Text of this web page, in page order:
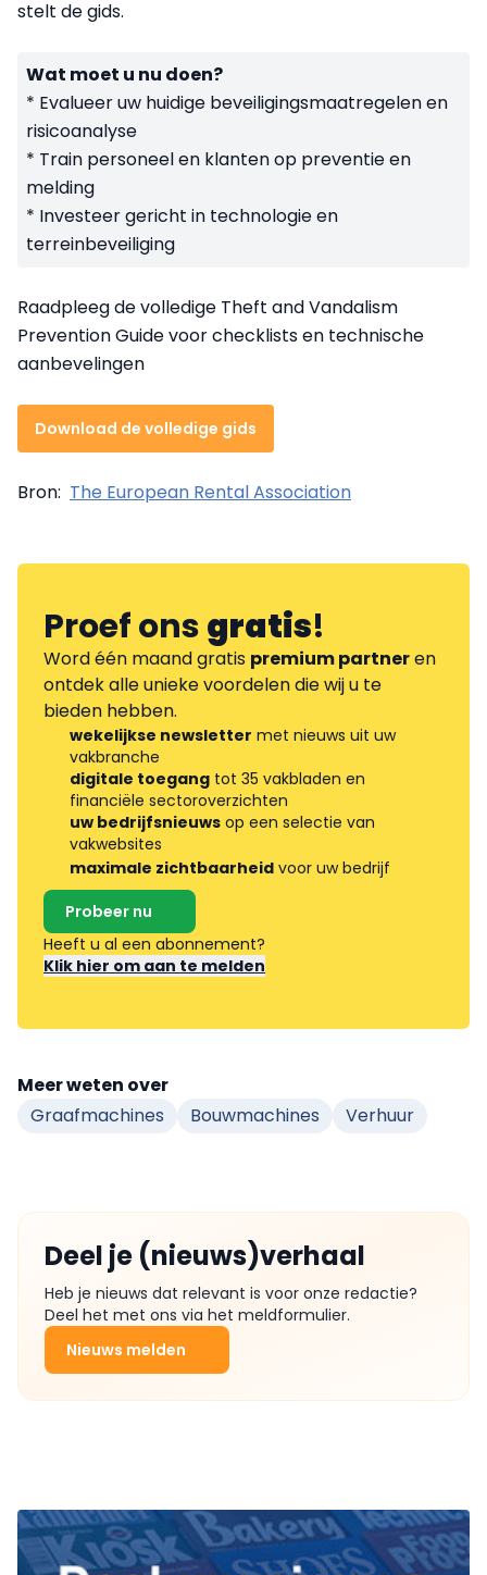
stelt de gids.
Wat moet u nu doen?
* Evalueer uw huidige beveiligingsmaatregelen en
risicoanalyse
* Train personeel en klanten op preventie en
melding
* Investeer gericht in technologie en
terreinbeveiliging
Raadpleeg de volledige Theft and Vandalism
Prevention Guide voor checklists en technische
aanbevelingen
Download de volledige gids
Bron: The European Rental Association
Proef onsgratis!
Word één maand gratis premium partneren
ontdek alle unieke voordelen die wij u te
bieden hebben.
wekelijkse newsletter met nieuws uit uw
vakbranche
digitale toegang tot 35 vakbladen en
financiële sectoroverzichten
uw bedrijfsnieuws op een selectie van
vakwebsites
maximale zichtbaarheid voor uw bedrijf
Probeer nu
Heeft u al een abonnement?
Klik hier om aan te melden
Meer weten over
Graafmachines
Bouwmachines Verhuur
Deel je (nieuws)verhaal
Heb je nieuws dat relevant is voor onze redactie?
Deel het met ons via het meldformulier.
Nieuws melden